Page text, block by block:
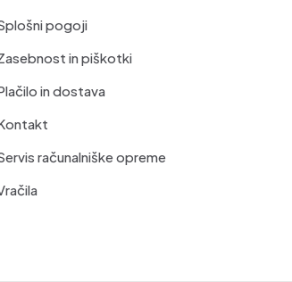
pogoji
in piškotki
in dostava
računalniške opreme